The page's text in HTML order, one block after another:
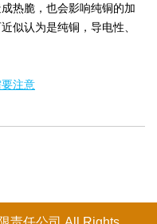
热脆，也会影响纯铜的加
似认为是纯铜，导电性、
注意